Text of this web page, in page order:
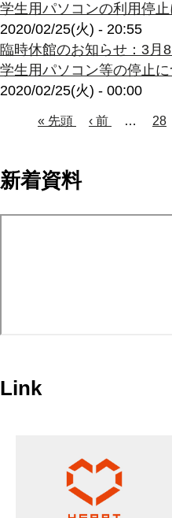
学生用パソコンの利用停
2020/02/25(火) - 20:55
臨時休館のお知らせ：3月8
学生用パソコン等の停止
2020/02/25(火) - 00:00
ー
ジ
送
先
ー
ジ
« 先頭
前
‹ 前 … 28
新着資料
Link